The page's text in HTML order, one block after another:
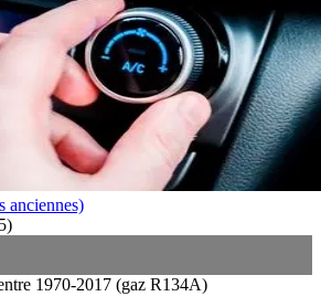
anciennes)
)
1970-2017 (gaz R134A)